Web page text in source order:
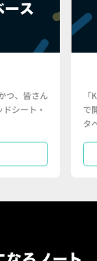
つ、皆さん
シート・
で
タ